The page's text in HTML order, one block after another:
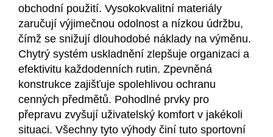
obchodní použití. Vysokokvalitní materiály
zaručují výjimečnou odolnost a nízkou údržbu,
čímž se snižují dlouhodobé náklady na výměnu.
Chytrý systém uskladnění zlepšuje organizaci a
efektivitu každodenních rutin. Zpevněná
konstrukce zajišťuje spolehlivou ochranu
cenných předmětů. Pohodlné prvky pro
přepravu zvyšují uživatelský komfort v jakékoli
situaci. Všechny tyto výhody činí tuto sportovní